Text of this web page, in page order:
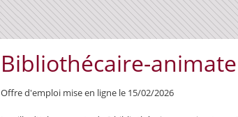
Bibliothécaire-
Offre d'emploi mise en ligne le 15/02/2026